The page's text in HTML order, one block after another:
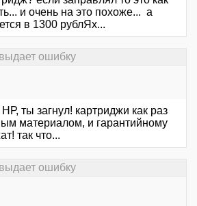
и очень на это похоже... а
в 1300 рублЯх...
ошибку
ты загнул! картриджи как раз
материалом, и гарантийному
так что...
ошибку